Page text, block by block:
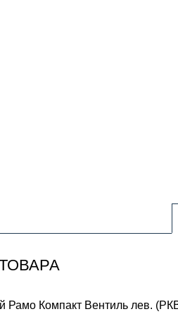
Рамо Компакт Вентиль лев.